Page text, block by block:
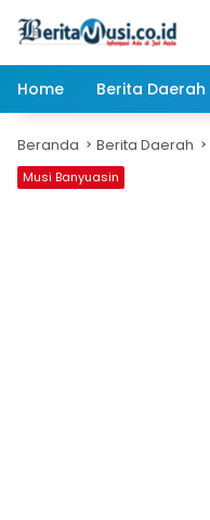
Home
Berita Daerah
Beranda Berita Daerah
Musi Banyuasin